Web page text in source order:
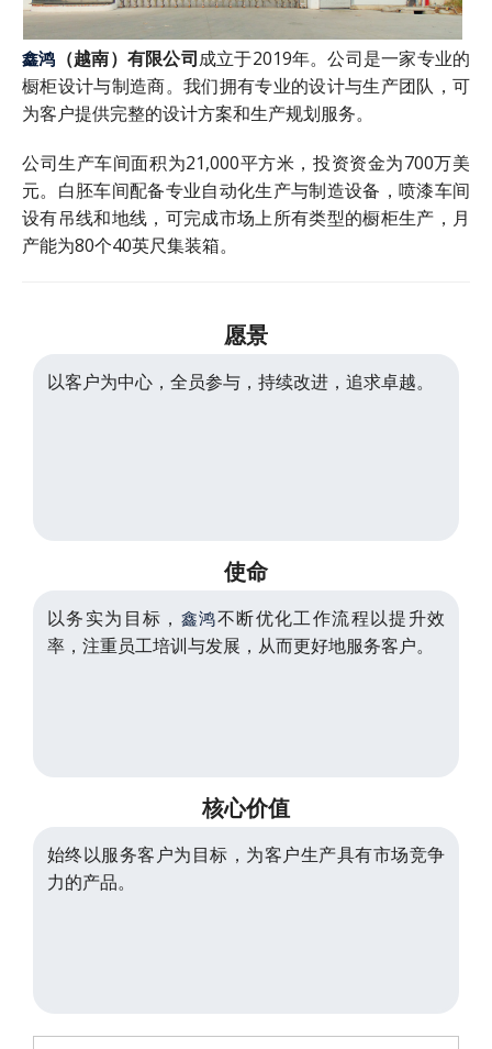
鑫鸿 （越南）有限公司成立于2019年。公司是一家专业的
橱柜设计与制造商。我们拥有专业的设计与生产团队，可
为客户提供完整的设计方案和生产规划服务。
公司生产车间面积为21,000平方米，投资资金为700万美
元。白胚车间配备专业自动化生产与制造设备，喷漆车间
设有吊线和地线，可完成市场上所有类型的橱柜生产，月
产能为80个40英尺集装箱。
愿景
以客户为中心，全员参与，持续改进，追求卓越。
使命
以务实为目标， 鑫鸿不断优化工作流程以提升效
率，注重员工培训与发展，从而更好地服务客户。
核心价值
始终以服务客户为目标，为客户生产具有市场竞争
力的产品。